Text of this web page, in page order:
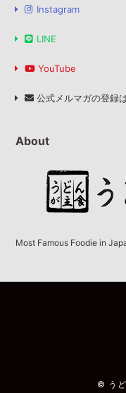
Instagram
LINE
YouTube
公式メルマガの登録
About
Most Famous Foodie in
© う